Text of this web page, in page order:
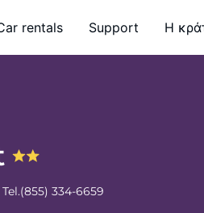
rentals Support Η
Tel.(855) 334-6659
ξενοδοχείων